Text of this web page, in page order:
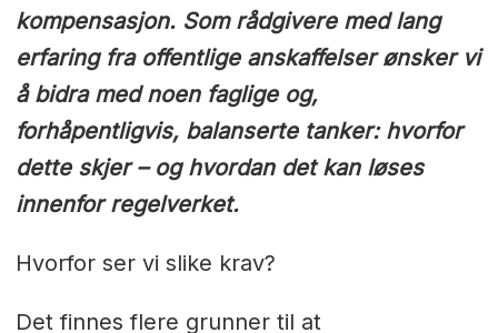
kompensasjon. Som rådgivere med lang
erfaring fra offentlige anskaffelser ønsker vi
å bidra med noen faglige og,
forhåpentligvis, balanserte tanker: hvorfor
dette skjer – og hvordan det kan løses
innenfor regelverket.
Hvorfor ser vi slike krav?
Det finnes flere grunner til at